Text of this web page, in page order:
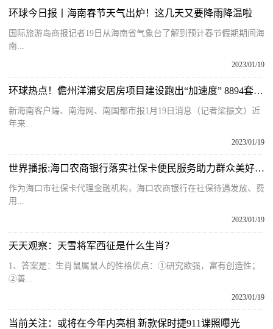
环球今日报丨海南春节天气出炉！这几天又要降雨降温啦
国际旅游岛商报记者19日从海南省气象台了解到预计春节假期期间海
南...
2023/01/19
环球热点！儋州洋浦安居房项目建设跑出“加速度” 8894套房让市民早圆“安居梦”
新海南客户端、南海网、南国都市报1月19日消息（记者梁振文）近
年来...
2023/01/19
世界播报:海口农商银行落实社保卡便民服务助力群众美好新生活
作为海口市社保卡代理金融机构，海口农商银行在社保待遇发放、费
用...
2023/01/19
天天观察：天雪将军西征是什么生肖？
1、答案是：生肖鼠属鼠人的性格优点：①研究欲强，富有创造性；
②善...
2023/01/19
当前关注：或将在今年内亮相 新款保时捷911谍照曝光